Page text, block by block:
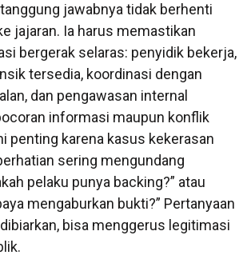
tanggung jawabnya tidak berhenti
jajaran. Ia harus memastikan
bergerak selaras: penyidik bekerja,
tersedia, koordinasi dengan
dan pengawasan internal
informasi maupun konflik
penting karena kasus kekerasan
sering mengundang
pelaku punya backing?” atau
mengaburkan bukti?” Pertanyaan
bisa menggerus legitimasi